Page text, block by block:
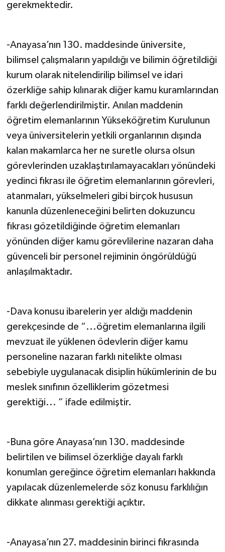
gerekmektedir.
-Anayasa’nın 130. maddesinde üniversite,
bilimsel çalışmaların yapıldığı ve bilimin öğretildiği
kurum olarak nitelendirilip bilimsel ve idari
özerkliğe sahip kılınarak diğer kamu kuramlarından
farklı değerlendirilmiştir. Anılan maddenin
öğretim elemanlarının Yükseköğretim Kurulunun
veya üniversitelerin yetkili organlarının dışında
kalan makamlarca her ne suretle olursa olsun
görevlerinden uzaklaştırılamayacakları yönündeki
yedinci fıkrası ile öğretim elemanlarının görevleri,
atanmaları, yükselmeleri gibi birçok hususun
kanunla düzenleneceğini belirten dokuzuncu
fıkrası gözetildiğinde öğretim elemanları
yönünden diğer kamu görevlilerine nazaran daha
güvenceli bir personel rejiminin öngörüldüğü
anlaşılmaktadır.
-Dava konusu ibarelerin yer aldığı maddenin
gerekçesinde de “...öğretim elemanlarına ilgili
mevzuat ile yüklenen ödevlerin diğer kamu
personeline nazaran farklı nitelikte olması
sebebiyle uygulanacak disiplin hükümlerinin de bu
meslek sınıfının özelliklerim gözetmesi
gerektiği... ” ifade edilmiştir.
-Buna göre Anayasa’nın 130. maddesinde
belirtilen ve bilimsel özerkliğe dayalı farklı
konumlan gereğince öğretim elemanları hakkında
yapılacak düzenlemelerde söz konusu farklılığın
dikkate alınması gerektiği açıktır.
-Anayasa’nın 27. maddesinin birinci fıkrasında